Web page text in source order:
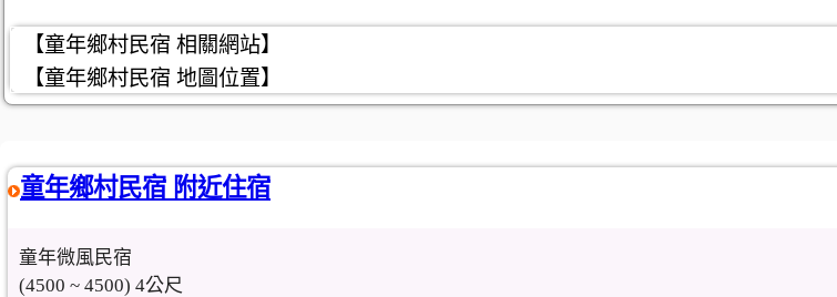
【童年鄉村民宿 相關網站】
【童年鄉村民宿 地圖位置】
童年鄉村民宿 附近住宿
童年微風民宿
(4500 ~ 4500) 4公尺